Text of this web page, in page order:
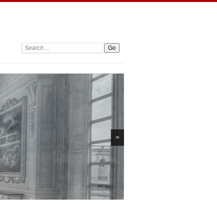
Search:
>